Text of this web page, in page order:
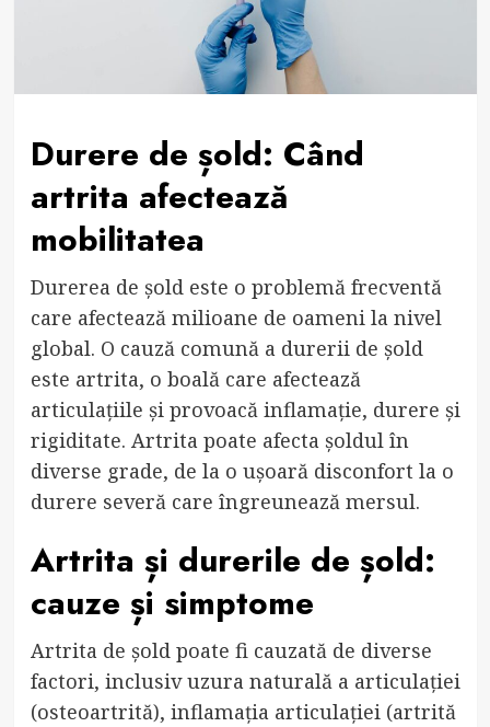
Durere de șold: Când
artrita afectează
mobilitatea
Durerea de șold este o problemă frecventă
care afectează milioane de oameni la nivel
global. O cauză comună a durerii de șold
este artrita, o boală care afectează
articulațiile și provoacă inflamație, durere și
rigiditate. Artrita poate afecta șoldul în
diverse grade, de la o ușoară disconfort la o
durere severă care îngreunează mersul.
Artrita și durerile de șold:
cauze și simptome
Artrita de șold poate fi cauzată de diverse
factori, inclusiv uzura naturală a articulației
(osteoartrită), inflamația articulației (artrită